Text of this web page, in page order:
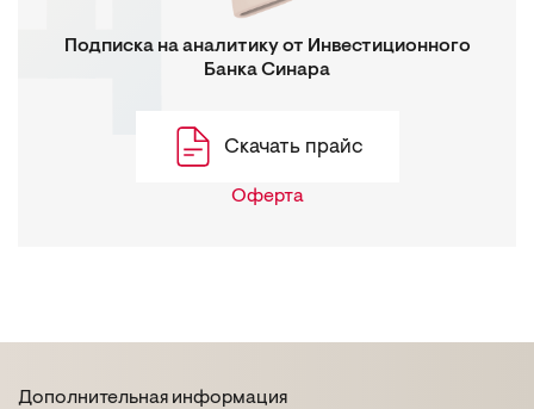
Подписка на аналитику от Инвестиционного
Банка Синара
Скачать прайс
Оферта
Дополнительная информация